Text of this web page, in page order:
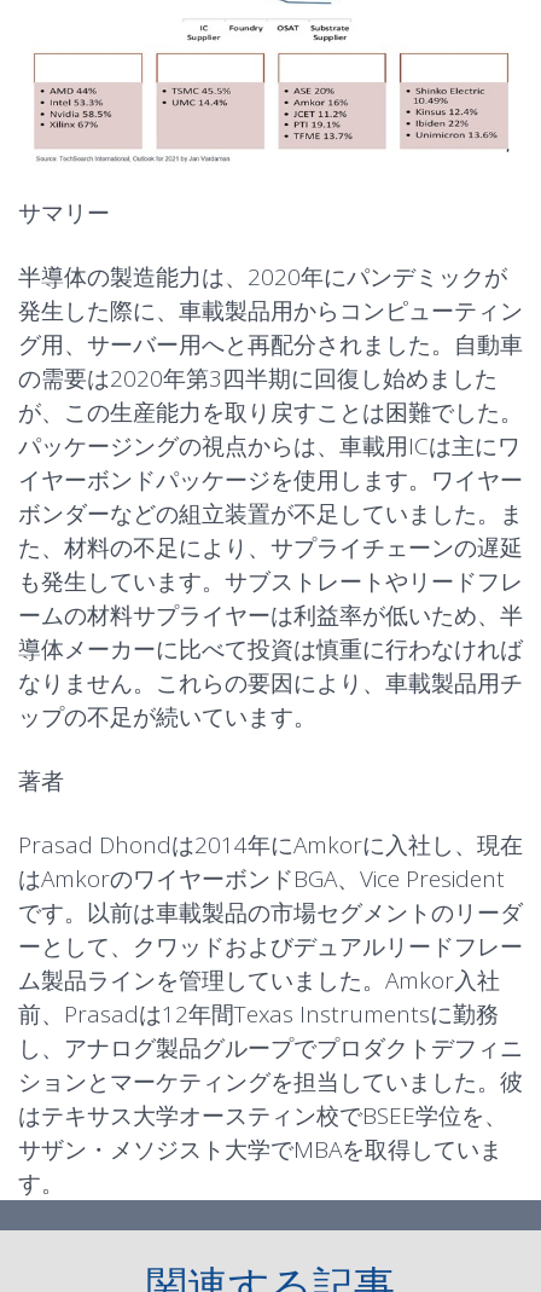
サマリー
半導体の製造能力は、2020年にパンデミックが
発生した際に、車載製品用から コンピューティン
グ用、サーバー用へと再配分されました。自動車
の需要は2020年第3四半期に回復し始めました
が、この生産能力を取り戻すことは困難でした。
パッケージングの視点からは、車載用ICは主にワ
イヤーボンドパッケージを使用します。ワイヤー
ボンダーなどの組立装置が不足していました。ま
た、材料の不足により、サプライチェーンの遅延
も発生しています。サブストレートやリードフレ
ームの材料サプライヤーは利益率が低いため、半
導体メーカーに比べて投資は慎重に行わなければ
なりません。これらの要因により、車載製品用チ
ップの不足が続いています。
著者
Prasad Dhondは2014年にAmkorに入社し、現在
はAmkorのワイヤーボンドBGA、Vice President
です。以前は車載製品の市場セグメントのリーダ
ーとして、クワッドおよびデュアルリードフレー
ム製品ラインを管理していました。Amkor入社
前、Prasadは12年間Texas Instrumentsに勤務
し、アナログ製品グループでプロダクトデフィニ
ションとマーケティングを担当していました。彼
はテキサス大学オースティン校でBSEE学位を、
サザン・メソジスト大学でMBAを取得していま
す。